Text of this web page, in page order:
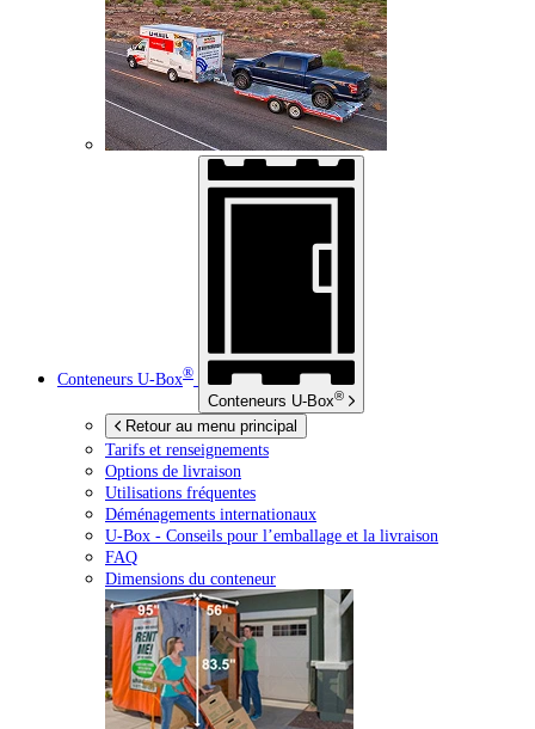
Conteneurs U-Box®
Conteneurs U-Box®
Retour au menu principal
Tarifs et renseignements
Options de livraison
Utilisations fréquentes
Déménagements internationaux
U-Box - Conseils pour l’emballage et la livraison
FAQ
Dimensions du conteneur